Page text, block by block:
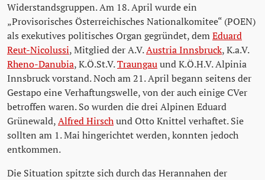
Widerstandsgruppen. Am 18. April wurde ein
„Provisorisches Österreichisches Nationalkomitee“ (POEN)
als exekutives politisches Organ gegründet, demEduard
Reut-Nicolussi, Mitglied der A.V.Austria Innsbruck, K.a.V.
Rheno-Danubia, K.Ö.St.V.Traungauund K.Ö.H.V. Alpinia
Innsbruck vorstand. Noch am 21. April begann seitens der
Gestapo eine Verhaftungswelle, von der auch einige CVer
betroffen waren. So wurden die drei Alpinen Eduard
Grünewald,Alfred Hirschund Otto Knittel verhaftet. Sie
sollten am 1. Mai hingerichtet werden, konnten jedoch
entkommen.
Die Situation spitzte sich durch das Herannahen der